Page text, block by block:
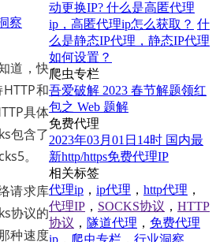
察
道，快
和
具体
包含了
。
请求库
协议的
种速度
动更换IP? 什么是高匿代理
ip，高匿代理ip怎么获取？ 什
么是静态IP代理，静态IP代理
如何设置？
爬虫专栏
吾爱破解 2023 春节解题领红
包之 Web 题解
免费代理
2023年03月01日14时 国内最
新http/https免费代理IP
相关标签
代理ip ， ip代理 ， http代理 ，
代理IP ， SOCKS协议 ， HTTP
协议 ， 隧道代理 ， 免费代理
ip ， 爬虫专栏 ， 行业洞察